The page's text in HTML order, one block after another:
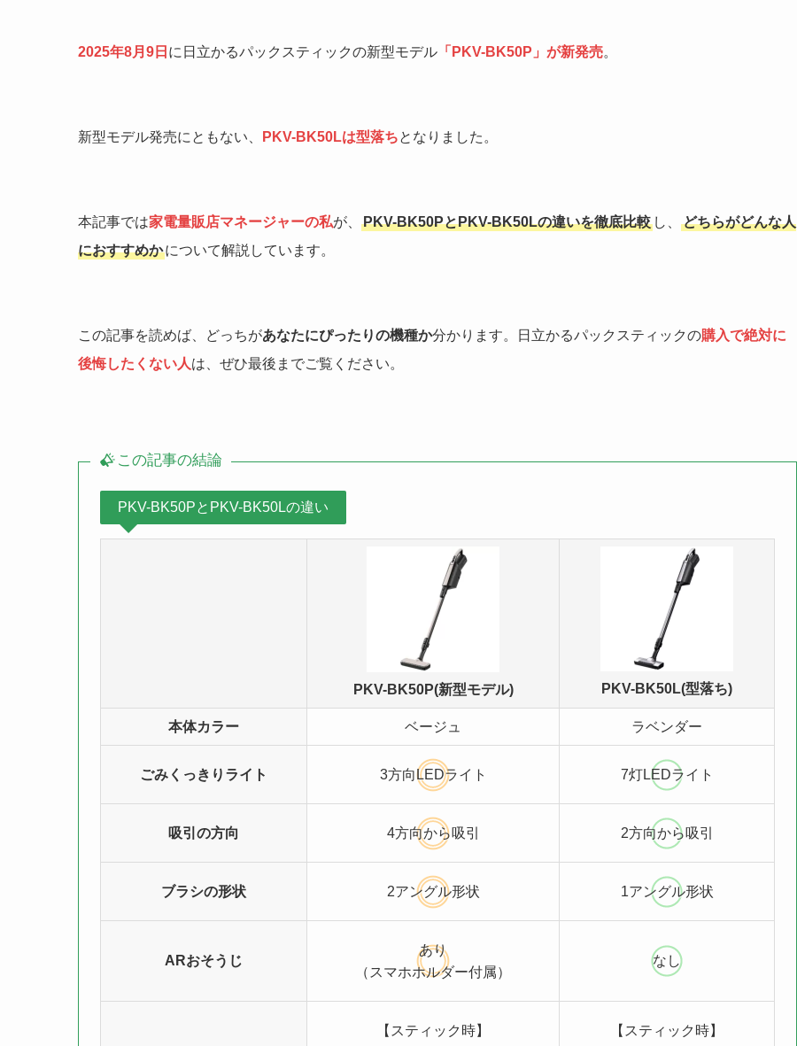
2025年8月9日 に日立かるパックスティックの新型モデル 「PKV-BK50P」が新発売。
新型モデル発売にともない、 PKV-BK50Lは型落ちとなりました。
本記事では家電量販店マネージャーの私が、 PKV-BK50PとPKV-BK50Lの違いを徹底比較 し、
どちらがどんな人
におすすめかについて解説しています。
この記事を読めば、どっちがあなたにぴったりの機種か分かります。日立かるパックスティックの購入で絶対に
後悔したくない人は、ぜひ最後までご覧ください。
この記事の結論
PKV-BK50PとPKV-BK50Lの違い
PKV-BK50P(新型モデル) PKV-BK50L(型落ち)
本体カラー ベージュ ラベンダー
ごみくっきりライト 3方向LEDライト 7灯LEDライト
吸引の方向 4方向から吸引 2方向から吸引
ブラシの形状 2アングル形状 1アングル形状
ARおそうじ
あり
（スマホホルダー付属）
なし
【スティック時】
【スティック時】